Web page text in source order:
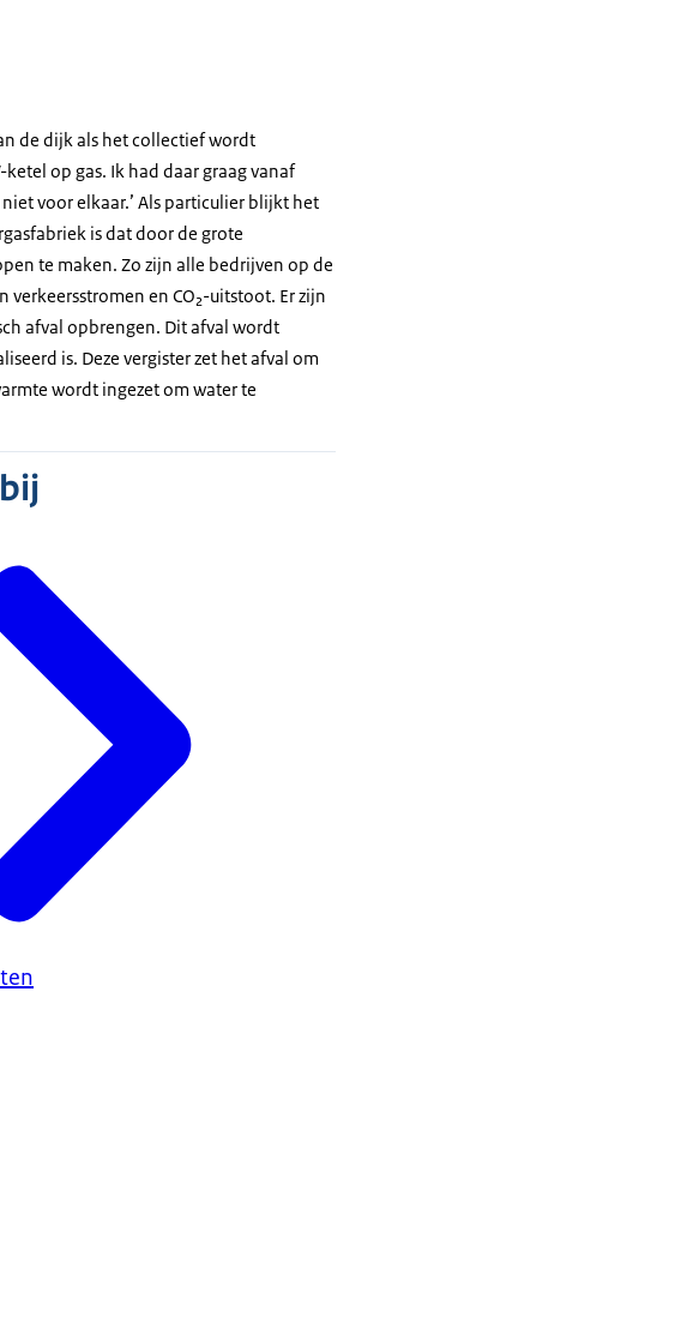
de dijk als het collectief wordt
op gas. Ik had daar graag vanaf
voor elkaar.’ Als particulier blijkt het
is dat door de grote
te maken. Zo zijn alle bedrijven op de
en CO₂-uitstoot. Er zijn
afval opbrengen. Dit afval wordt
is. Deze vergister zet het afval om
wordt ingezet om water te